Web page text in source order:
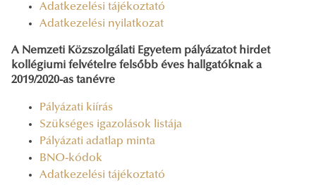
Adatkezelési tájékoztató
Adatkezelési nyilatkozat
A Nemzeti Közszolgálati Egyetem pályázatot hirdet
kollégiumi felvételre felsőbb éves hallgatóknak a
2019/2020-as tanévre
Pályázati kiírás
Szükséges igazolások listája
Pályázati adatlap minta
BNO-kódok
Adatkezelési tájékoztató